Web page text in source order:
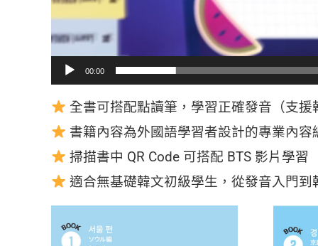
00:00
全書可搭配點讀筆，學習正確發音（支
書籍內容為外國語學習者設計的專業內容
掃描書中 QR Code 可搭配 BTS 影片學習
適合無基礎韓文初級學生，從發音入門到